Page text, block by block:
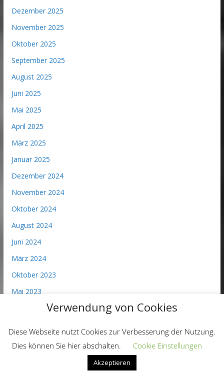
Dezember 2025
November 2025
Oktober 2025
September 2025
August 2025
Juni 2025
Mai 2025
April 2025
März 2025
Januar 2025
Dezember 2024
November 2024
Oktober 2024
August 2024
Juni 2024
März 2024
Oktober 2023
Mai 2023
Dezember 2022
Verwendung von Cookies
Diese Webseite nutzt Cookies zur Verbesserung der Nutzung.
Dies können Sie hier abschalten.
Cookie Einstellungen
Akzeptieren